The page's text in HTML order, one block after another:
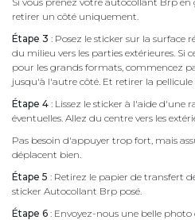
retirer un côté uniquement.
Étape 3 : Posez le sticker sur la
du milieu vers les parties extérieures. Si
pour les grands formats, commencez
jusqu'à l'autre côté. Et retirer la pellicule
Étape 4 : Lissez le sticker à l'aide d'une
éventuelles. Allez du centre vers les
Pas besoin d'appuyer trop fort, mais
déplacent bien.
Étape 5 : Retirez le papier de transfert
sticker Autocollant Brp posé.
Étape 6 : Envoyez-nous une belle